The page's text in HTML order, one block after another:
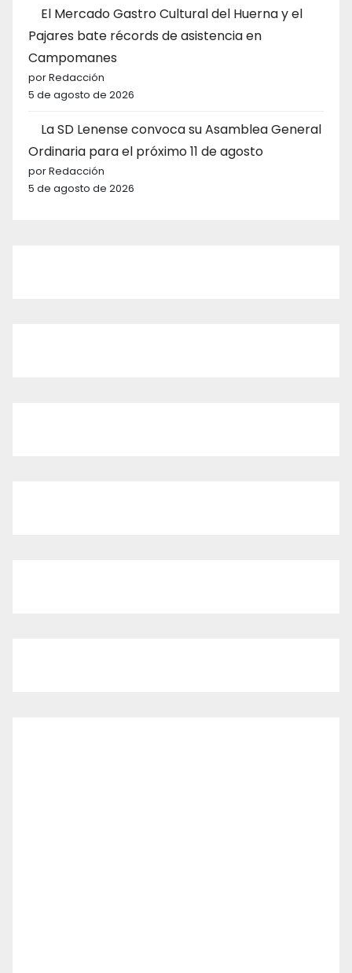
El Mercado Gastro Cultural del Huerna y el
Pajares bate récords de asistencia en
Campomanes
por Redacción
5 de agosto de 2026
La SD Lenense convoca su Asamblea General
Ordinaria para el próximo 11 de agosto
por Redacción
5 de agosto de 2026